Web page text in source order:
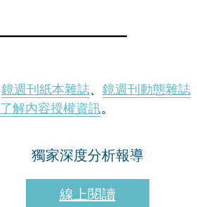
鏡週刊紙本雜誌、 鏡週刊動態雜誌
了解內容授權資訊。
獨家深度分析報導
線上閱讀